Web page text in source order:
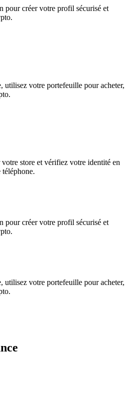
pour créer votre profil sécurisé et
utilisez votre portefeuille pour acheter,
store et vérifiez votre identité en
pour créer votre profil sécurisé et
utilisez votre portefeuille pour acheter,